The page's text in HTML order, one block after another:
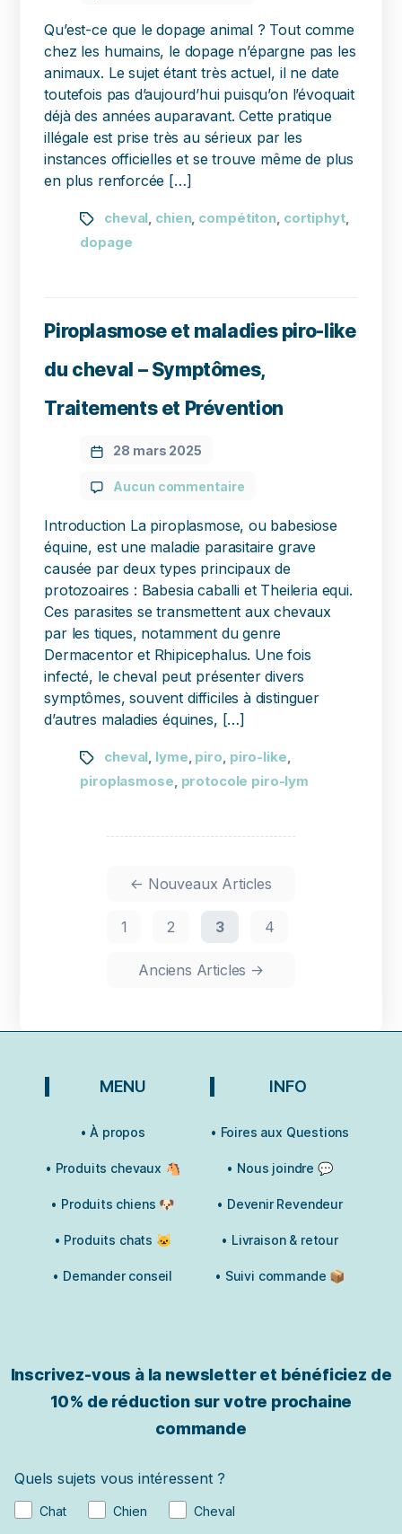
Qu’est-ce que le dopage animal ? Tout comme
chez les humains, le dopage n’épargne pas les
animaux. Le sujet étant très actuel, il ne date
toutefois pas d’aujourd’hui puisqu’on l’évoquait
déjà des années auparavant. Cette pratique
illégale est prise très au sérieux par les
instances officielles et se trouve même de plus
en plus renforcée […]
cheval chien, compétiton, cortiphyt,
dopage
Piroplasmose et maladies piro-like
du cheval – Symptômes,
Traitements et Prévention
28 mars 2025
Aucun commentaire
Introduction La piroplasmose, ou babesiose
équine, est une maladie parasitaire grave
causée par deux types principaux de
protozoaires : Babesia caballi et Theileria equi.
Ces parasites se transmettent aux chevaux
par les tiques, notamment du genre
Dermacentor et Rhipicephalus. Une fois
infecté, le cheval peut présenter divers
symptômes, souvent difficiles à distinguer
d’autres maladies équines, […]
cheval lyme piro piro-like
piroplasmose protocole piro-lym
← Nouveaux Articles
1 2 3 4
Anciens Articles →
MENU
• À propos
• Produits chevaux 🐴
• Produits chiens 🐶
• Produits chats 🐱
• Demander conseil
INFO
• Foires aux Questions
• Nous joindre 💬
• Devenir Revendeur
• Livraison & retour
• Suivi commande 📦
Inscrivez-vous à la newsletter et bénéficiez de
10% de réduction sur votre prochaine
commande
Quels sujets vous intéressent ?
Chat Chien Cheval